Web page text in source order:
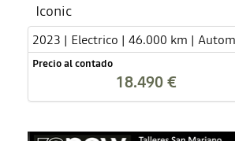
Iconic
2023 | Electrico | 46.000 km |
Precio al contado
18.490 €